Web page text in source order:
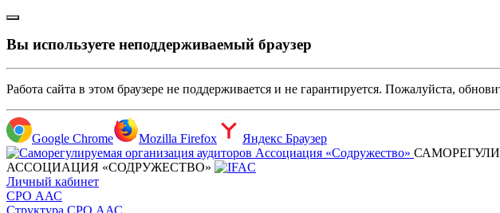
Вы используете неподдерживаемый браузер
Работа сайта в этом браузере не поддерживается и не гарантируется. Пожалуйста,
Google Chrome Mozilla Firefox
Яндекс Браузер
АССОЦИАЦИЯ «СОДРУЖЕСТВО»
Личный кабинет
СРО ААС